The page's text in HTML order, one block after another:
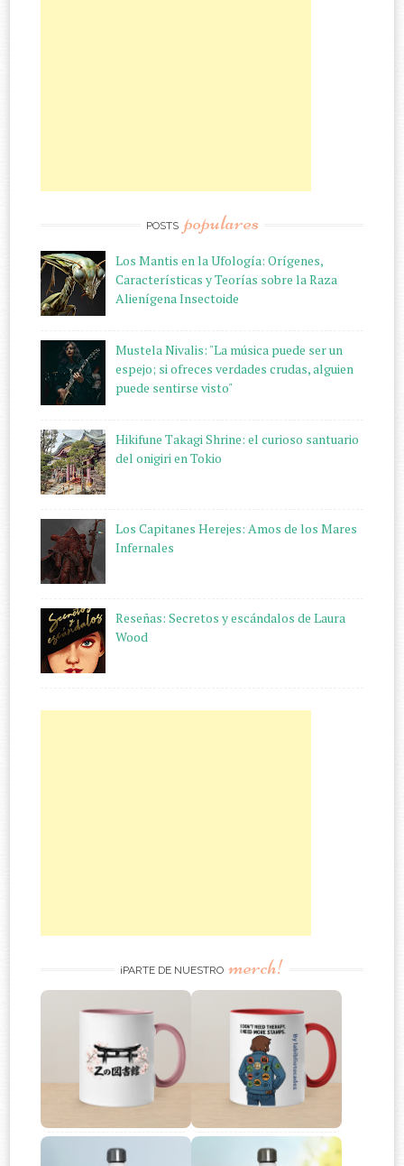
POSTS populares
Los Mantis en la Ufología: Orígenes,
Características y Teorías sobre la Raza
Alienígena Insectoide
Mustela Nivalis: "La música puede ser un
espejo; si ofreces verdades crudas, alguien
puede sentirse visto"
Hikifune Takagi Shrine: el curioso santuario
del onigiri en Tokio
Los Capitanes Herejes: Amos de los Mares
Infernales
Reseñas: Secretos y escándalos de Laura
Wood
¡PARTE DE NUESTRO merch!